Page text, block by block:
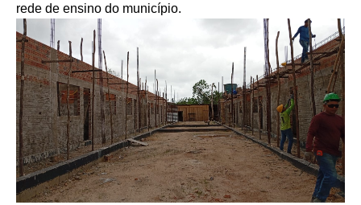
rede de ensino do município.